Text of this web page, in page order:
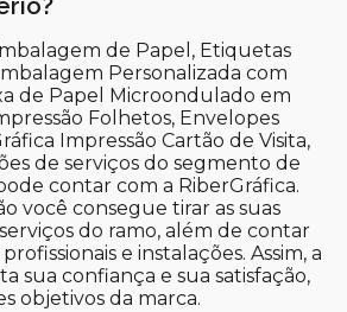
de Papel, Etiquetas
Personalizada com
de Papel Microondulado em
Folhetos, Envelopes
Impressão Cartão de Visita,
de serviços do segmento de
contar com a RiberGráfica.
você consegue tirar as suas
do ramo, além de contar
e instalações. Assim, a
sua confiança e sua satisfação,
objetivos da marca.